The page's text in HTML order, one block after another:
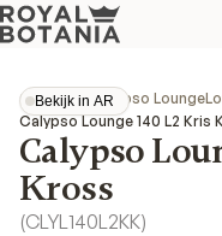
Bekijk in AR
Bekijk in AR
Collecties Calypso Lounge
Calypso Lounge 140 L2 Kris
Calypso
Kross
(CLYL140L2KK)